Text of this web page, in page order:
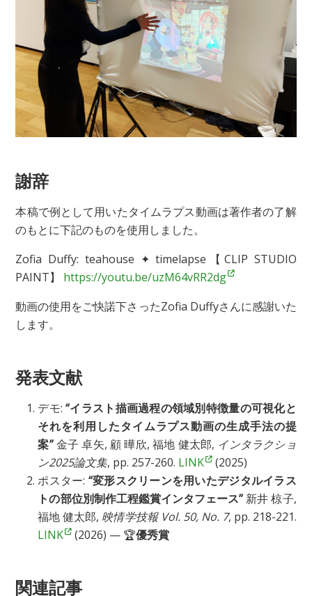
謝辞
本稿で例として用いたタイムラプス動画は著作者の了解
のもとに下記のものを使用しました。
Zofia Duffy: teahouse ✦ timelapse【CLIP STUDIO
PAINT】 https://youtu.be/uzM64vRR2dg
動画の使用をご快諾下さったZofia Duffyさんに感謝いた
します。
発表文献
デモ:“イラスト描画過程の領域別特徴量の可視化と
それを利用したタイムラプス動画の生成手法の提
案”金子 卓矢, 顧 曄欣, 福地 健太郎, インタラクショ
ン2025論文集, pp. 257-260. LINK
(2025)
ポスター: “変形スクリーンを用いたデジタルイラス
トの部位別制作工程鑑賞インタフェース” 新井 椋子,
福地 健太郎, 映情学技報 Vol. 50, No. 7, pp. 218-221.
LINK
(2026) — 🏆優秀賞
関連記事